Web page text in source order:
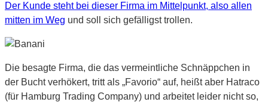
Der Kunde steht bei dieser Firma im Mittelpunkt, also allen
mitten im Weg und soll sich gefälligst trollen.
Die besagte Firma, die das vermeintliche Schnäppchen in
der Bucht verhökert, tritt als „Favorio“ auf, heißt aber Hatraco
(für Hamburg Trading Company) und arbeitet leider nicht so,